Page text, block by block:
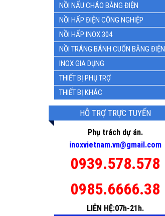
NỒI NẤU CHÁO BẰNG ĐIỆN
NỒI HẤP ĐIỆN CÔNG NGHIỆP
NỒI HẤP INOX 304
NỒI TRÁNG BÁNH CUỐN BẰNG ĐIỆN
INOX GIA DỤNG
THIẾT BỊ PHỤ TRỢ
THIẾT BỊ KHÁC
HỖ TRỢ TRỰC TUYẾN
Phụ trách dự án.
inoxvietnam.vn@gmail.com
0939.578.578
0985.6666.38
LIÊN HỆ:07h-21h.